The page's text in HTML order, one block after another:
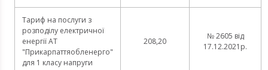
Тариф на послуги з
розподілу електричної
енергії АТ
"Прикарпаттяобленерго"
для 1 класу напруги
208,20
№ 2605 від
17.12.2021р.